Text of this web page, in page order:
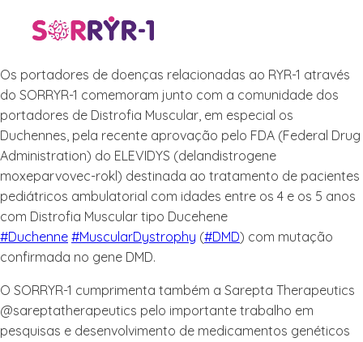
Os portadores de doenças relacionadas ao RYR-1 através
do SORRYR-1 comemoram junto com a comunidade dos
portadores de Distrofia Muscular, em especial os
Duchennes, pela recente aprovação pelo FDA (Federal Drug
Administration) do ELEVIDYS (delandistrogene
moxeparvovec-rokl) destinada ao tratamento de pacientes
pediátricos ambulatorial com idades entre os 4 e os 5 anos
com Distrofia Muscular tipo Ducehene
#Duchenne #MuscularDystrophy (#DMD) com mutação
confirmada no gene DMD.
O SORRYR-1 cumprimenta também a Sarepta Therapeutics
@sareptatherapeutics pelo importante trabalho em
pesquisas e desenvolvimento de medicamentos genéticos